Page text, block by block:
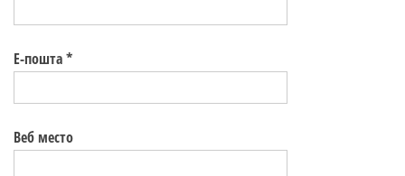
Е-пошта*
Веб место